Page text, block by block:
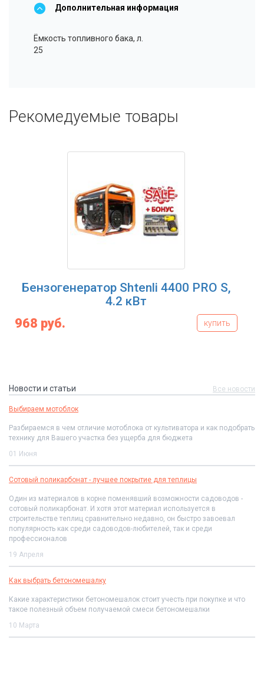
Дополнительная информация
Ёмкость топливного бака, л.
25
Рекомедуемые товары
Бензогенератор Shtenli 4400 PRO S,
4.2 кВт
968 руб. купить
Новости и статьи Все новости
Выбираем мотоблок
Разбираемся в чем отличие мотоблока от культиватора и как подобрать
технику для Вашего участка без ущерба для бюджета
01 Июня
Сотовый поликарбонат - лучшее покрытие для теплицы
Один из материалов в корне поменявший возможности садоводов -
сотовый поликарбонат. И хотя этот материал используется в
строительстве теплиц сравнительно недавно, он быстро завоевал
популярность как среди садоводов-любителей, так и среди
профессионалов
19 Апреля
Как выбрать бетономешалку
Какие характеристики бетономешалок стоит учесть при покупке и что
такое полезный объем получаемой смеси бетономешалки
10 Марта